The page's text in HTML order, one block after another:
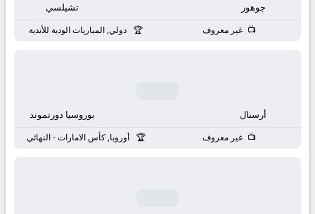
مباشر
جوهور تشيلسي
غير معروف دولي, المباريات الودية للأندية
أرسنال بوروسيا دورتموند
غير معروف أوروبا, كأس الامارات - النهائي